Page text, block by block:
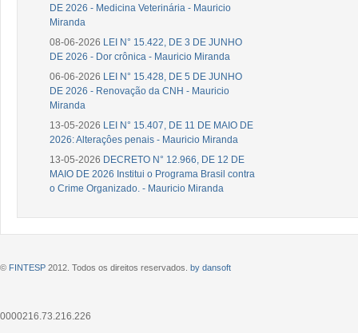
DE 2026 - Medicina Veterinária - Mauricio
Miranda
08-06-2026 LEI N° 15.422, DE 3 DE JUNHO
DE 2026 - Dor crônica - Mauricio Miranda
06-06-2026 LEI N° 15.428, DE 5 DE JUNHO
DE 2026 - Renovação da CNH - Mauricio
Miranda
13-05-2026 LEI N° 15.407, DE 11 DE MAIO DE
2026: Alteraçôes penais - Mauricio Miranda
13-05-2026 DECRETO N° 12.966, DE 12 DE
MAIO DE 2026 Institui o Programa Brasil contra
o Crime Organizado. - Mauricio Miranda
© FINTESP 2012. Todos os direitos reservados. by dansoft
0000216.73.216.226